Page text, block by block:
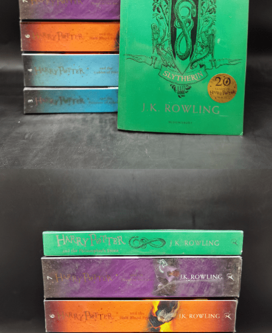
📚 หนังสือทั่วไป
🦄 วรรณกรรม นิยาย เรื่องสั้น
🎓 การศึกษา
😼 หนังสือการ์ตูน
🐲 หนังสือเด็ก
📕 นิตยสาร
🌎 International Books
🎲 Board Game